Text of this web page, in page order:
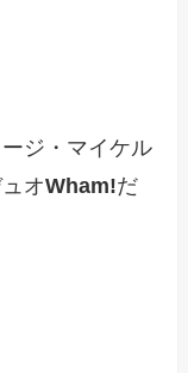
ジ・マイケル
オWham!だ